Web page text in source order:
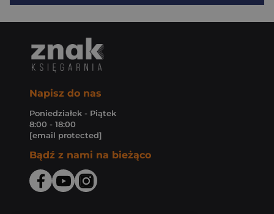
Napisz do nas
Poniedziałek - Piątek
8:00 - 18:00
[email protected]
Bądź z nami na bieżąco